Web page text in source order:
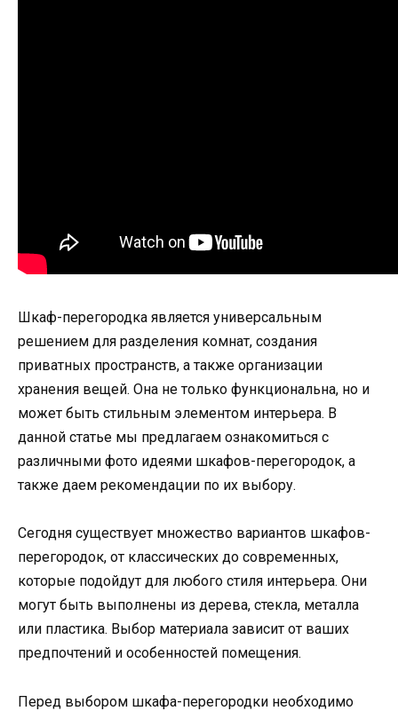
Шкаф-перегородка является универсальным
решением для разделения комнат, создания
приватных пространств, а также организации
хранения вещей. Она не только функциональна, но и
может быть стильным элементом интерьера. В
данной статье мы предлагаем ознакомиться с
различными фото идеями шкафов-перегородок, а
также даем рекомендации по их выбору.
Сегодня существует множество вариантов шкафов-
перегородок, от классических до современных,
которые подойдут для любого стиля интерьера. Они
могут быть выполнены из дерева, стекла, металла
или пластика. Выбор материала зависит от ваших
предпочтений и особенностей помещения.
Перед выбором шкафа-перегородки необходимо